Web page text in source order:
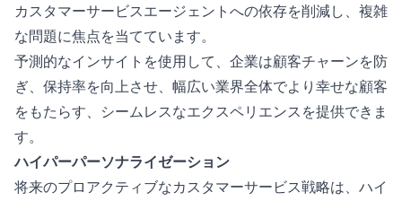
カスタマーサービスエージェントへの依存を削減し、複雑
な問題に焦点を当てています。
予測的なインサイトを使用して、企業は顧客チャーンを防
ぎ、保持率を向上させ、幅広い業界全体でより幸せな顧客
をもたらす、シームレスなエクスペリエンスを提供できま
す。
ハイパーパーソナライゼーション
将来のプロアクティブなカスタマーサービス戦略は、ハイ